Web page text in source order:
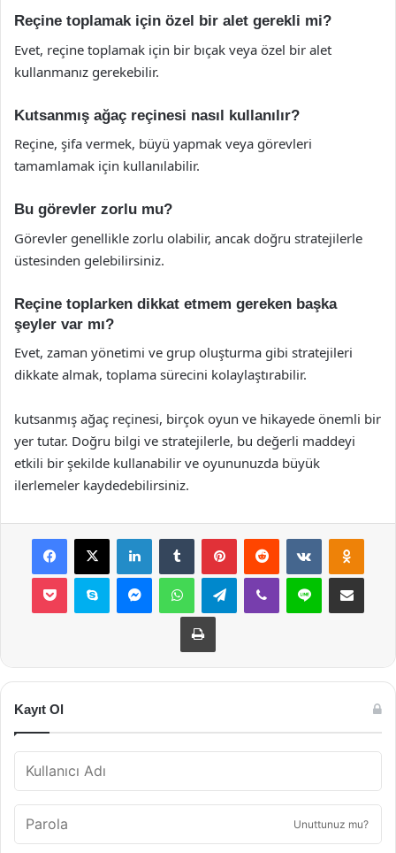
Reçine toplamak için özel bir alet gerekli mi?
Evet, reçine toplamak için bir bıçak veya özel bir alet
kullanmanız gerekebilir.
Kutsanmış ağaç reçinesi nasıl kullanılır?
Reçine, şifa vermek, büyü yapmak veya görevleri
tamamlamak için kullanılabilir.
Bu görevler zorlu mu?
Görevler genellikle zorlu olabilir, ancak doğru stratejilerle
üstesinden gelebilirsiniz.
Reçine toplarken dikkat etmem gereken başka
şeyler var mı?
Evet, zaman yönetimi ve grup oluşturma gibi stratejileri
dikkate almak, toplama sürecini kolaylaştırabilir.
kutsanmış ağaç reçinesi, birçok oyun ve hikayede önemli bir
yer tutar. Doğru bilgi ve stratejilerle, bu değerli maddeyi
etkili bir şekilde kullanabilir ve oyununuzda büyük
ilerlemeler kaydedebilirsiniz.
Facebook
X LinkedInTumblr PinterestReddit VKontakte
Pocket Skype MessengerWhatsAppTelegramViber Line E-Posta ile
Yazdır
Kayıt Ol
Unuttunuz mu?